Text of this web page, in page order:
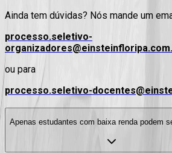
Ainda tem dúvidas? Nós mande um
processo.seletivo-
ou para
processo.seletivo-
Apenas estudantes com baixa renda podem